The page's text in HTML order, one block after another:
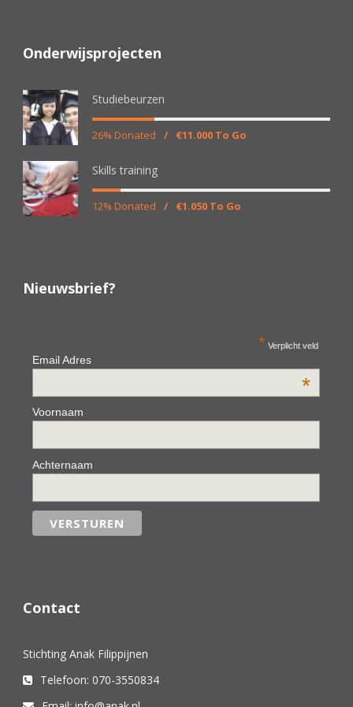
Onderwijsprojecten
Studiebeurzen
26% Donated / €11.000 To Go
Skills training
12% Donated / €1.050 To Go
Nieuwsbrief?
* Verplicht veld
Email Adres
*
Voornaam
Achternaam
Contact
Stichting Anak Filippijnen
Telefoon: 070-3550834